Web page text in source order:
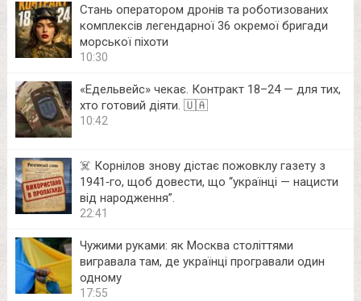
Стань оператором дронів та роботизованих
комплексів легендарної 36 окремої бригади
морської піхоти
10:30
«Едельвейс» чекає. Контракт 18–24 — для тих,
хто готовий діяти. 🇺🇦
10:42
☠️ Корнілов знову дістає пожовклу газету з
1941‑го, щоб довести, що “українці — нацисти
від народження”.
22:41
Чужими руками: як Москва століттями
вигравала там, де українці програвали один
одному
17:55